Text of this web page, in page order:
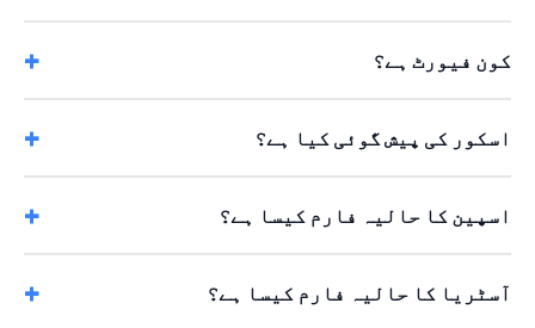
کون فیورٹ ہے؟
اسکور کی پیش گوئی کیا ہے؟
اسپین کا حالیہ فارم کیسا ہے؟
آسٹریا کا حالیہ فارم کیسا ہے؟